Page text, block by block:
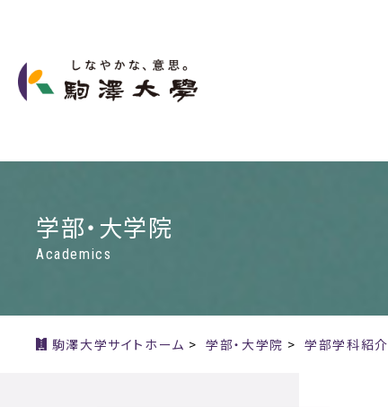
学部・大学院
Academics
駒澤大学サイトホーム >学部・大学院 >学部学科紹介